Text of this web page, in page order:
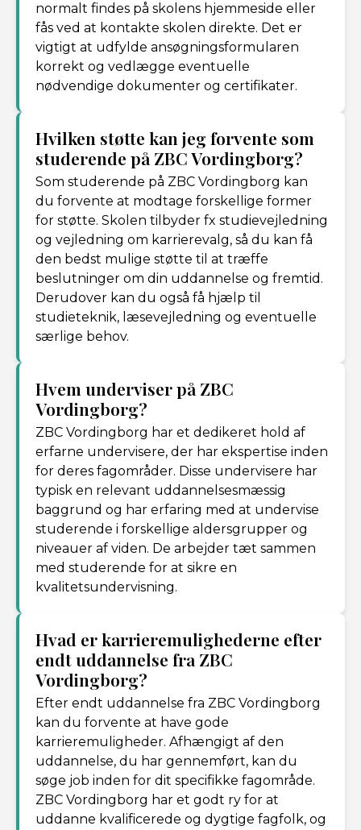
normalt findes på skolens hjemmeside eller
fås ved at kontakte skolen direkte. Det er
vigtigt at udfylde ansøgningsformularen
korrekt og vedlægge eventuelle
nødvendige dokumenter og certifikater.
Hvilken støtte kan jeg forvente som
studerende på ZBC Vordingborg?
Som studerende på ZBC Vordingborg kan
du forvente at modtage forskellige former
for støtte. Skolen tilbyder fx studievejledning
og vejledning om karrierevalg, så du kan få
den bedst mulige støtte til at træffe
beslutninger om din uddannelse og fremtid.
Derudover kan du også få hjælp til
studieteknik, læsevejledning og eventuelle
særlige behov.
Hvem underviser på ZBC
Vordingborg?
ZBC Vordingborg har et dedikeret hold af
erfarne undervisere, der har ekspertise inden
for deres fagområder. Disse undervisere har
typisk en relevant uddannelsesmæssig
baggrund og har erfaring med at undervise
studerende i forskellige aldersgrupper og
niveauer af viden. De arbejder tæt sammen
med studerende for at sikre en
kvalitetsundervisning.
Hvad er karrieremulighederne efter
endt uddannelse fra ZBC
Vordingborg?
Efter endt uddannelse fra ZBC Vordingborg
kan du forvente at have gode
karrieremuligheder. Afhængigt af den
uddannelse, du har gennemført, kan du
søge job inden for dit specifikke fagområde.
ZBC Vordingborg har et godt ry for at
uddanne kvalificerede og dygtige fagfolk, og